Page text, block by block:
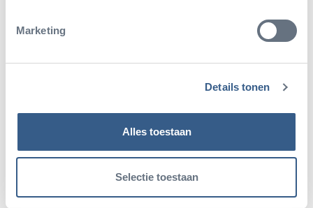
Marketing
Details tonen
Alles toestaan
Selectie toestaan
Deel op Twitter
Deel op Facebook
Deel op WhatsApp